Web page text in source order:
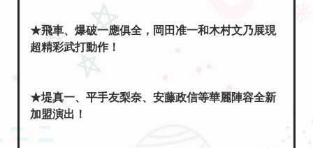
★飛車、爆破一應俱全，岡田准一和木村文乃展現
超精彩武打動作！
★堤真一、平手友梨奈、安藤政信等華麗陣容全新
加盟演出！